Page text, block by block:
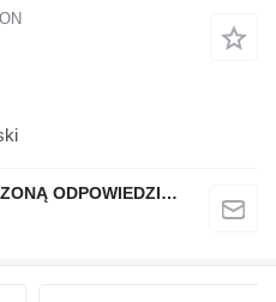
QINDITO SPÓŁKA Z OGRANICZONĄ ODPOWIEDZIALNOŚCIĄ